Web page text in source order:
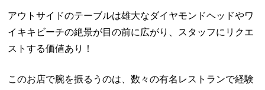
アウトサイドのテーブルは雄大なダイヤモンドヘッドやワ
イキキビーチの絶景が目の前に広がり、スタッフにリクエ
ストする価値あり！
このお店で腕を振るうのは、数々の有名レストランで経験